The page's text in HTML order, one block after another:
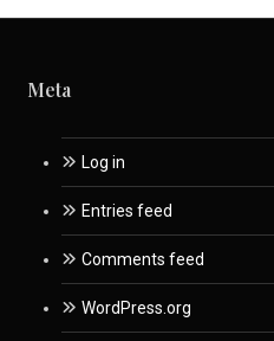
Meta
Log in
Entries feed
Comments feed
WordPress.org